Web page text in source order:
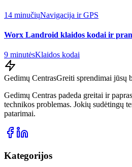
14 minučiųNavigacija ir GPS
Worx Landroid klaidos kodai ir
9 minutėsKlaidos kodai
Gedimų CentrasGreiti sprendimai jūsų
Gedimų Centras padeda greitai ir
technikos problemas. Jokių sudėtingų
patarimai.
Kategorijos